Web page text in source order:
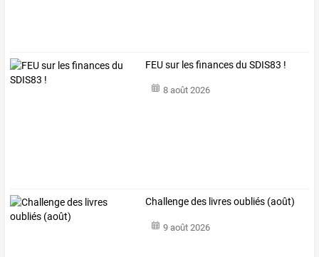
FEU sur les finances du SDIS83 !
8 août 2026
Challenge des livres oubliés (août)
9 août 2026